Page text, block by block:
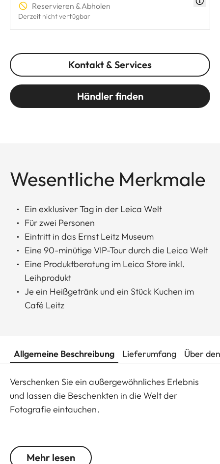
Reservieren & Abholen
Derzeit nicht verfügbar
Kontakt & Services
Händler finden
Wesentliche Merkmale
Ein exklusiver Tag in der Leica Welt
Für zwei Personen
Eintritt in das Ernst Leitz Museum
Eine 90-minütige VIP-Tour durch die Leica Welt
Eine Produktberatung im Leica Store inkl.
Leihprodukt
Je ein Heißgetränk und ein Stück Kuchen im
Café Leitz
Allgemeine Beschreibung Lieferumfang Über
Verschenken Sie ein außergewöhnliches Erlebnis
und lassen die Beschenkten in die Welt der
Fotografie eintauchen.
Angebot um den Erwerb eines Gutscheins handelt.
Mehr lesen